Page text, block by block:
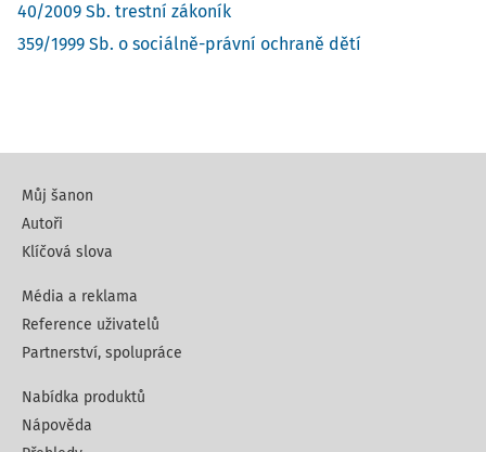
40/2009 Sb. trestní zákoník
359/1999 Sb. o sociálně-právní ochraně dětí
Můj šanon
Autoři
Klíčová slova
Média a reklama
Reference uživatelů
Partnerství, spolupráce
Nabídka produktů
Nápověda